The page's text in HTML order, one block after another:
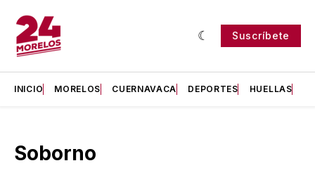
Suscríbete
INICIO MORELOS CUERNAVACA DEPORTES HUELLAS
Soborno